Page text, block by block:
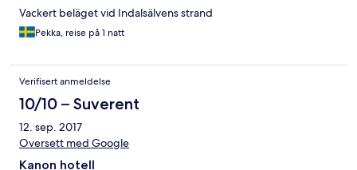
Vackert beläget vid Indalsälvens strand
Pekka, reise på 1 natt
Verifisert anmeldelse
10/10 – Suverent
12. sep. 2017
Oversett med Google
Kanon hotell